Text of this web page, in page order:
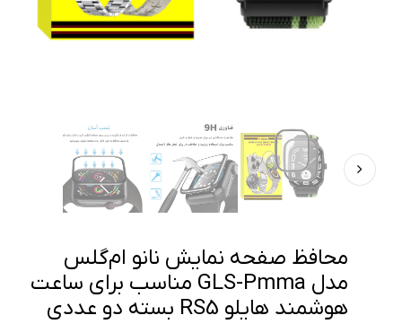
محافظ صفحه نمایش نانو ام‌گلس
مدل GLS-Pmma مناسب برای ساعت
هوشمند هایلو RS5 بسته دو عددی